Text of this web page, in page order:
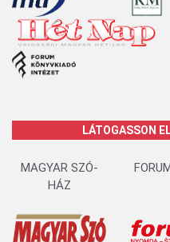
LÁTOGASSON
MAGYAR SZÓ-
HÁZ